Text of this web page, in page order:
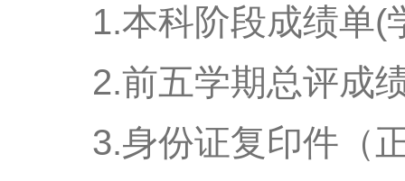
1.本科阶段成绩单(
2.前五学期总评成
3.身份证复印件（